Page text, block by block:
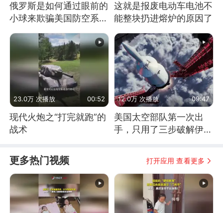
俄罗斯是如何通过眼前的
小球来欺骗美国防空系统
这就是报废电动车电池不
能整块扔进熔炉的原因了
23.0万 次播放 00:52
现代火炮之“打完就跑”的
战术
12.0万 次播放 09:47
美国太空部队第一次出
手，只用了三步破解伊朗
更多热门视频 打开应用 查看更多